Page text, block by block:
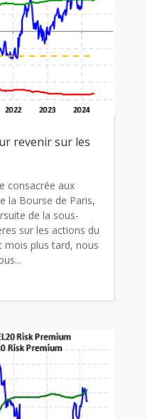
revenir sur les
consacrée aux
la Bourse de Paris,
de la sous-
sur les actions du
mois plus tard, nous